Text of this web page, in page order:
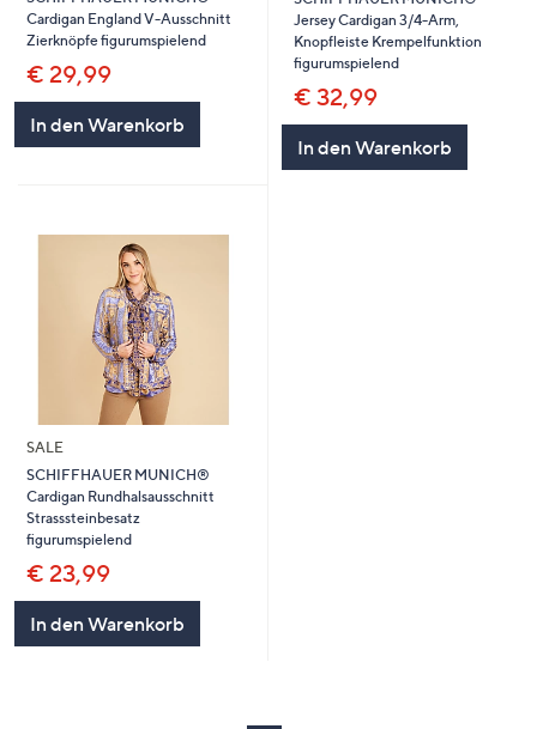
Cardigan England V-Ausschnitt
Zierknöpfe figurumspielend
€ 29,99
In den Warenkorb
Jersey Cardigan 3/4-Arm,
Knopfleiste Krempelfunktion
figurumspielend
€ 32,99
In den Warenkorb
SALE
SCHIFFHAUER MUNICH®
Cardigan Rundhalsausschnitt
Strasssteinbesatz
figurumspielend
€ 23,99
In den Warenkorb